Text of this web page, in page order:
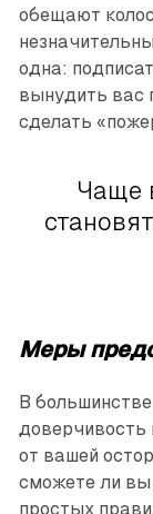
обещают
одна:
вынудить вас
сделать
Чаще
Меры
В
доверчивость
от вашей
сможете ли вы
простых